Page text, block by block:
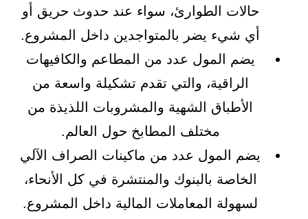
حالات الطوارئ، سواء عند حدوث حريق أو
أي شيء يضر بالمتواجدين داخل المشروع.
يضم المول عدد من المطاعم والكافيهات
الراقية، والتي تقدم تشكيلة واسعة من
الأطباق الشهية والمشروبات اللذيذة من
مختلف المطابخ حول العالم.
يضم المول عدد من ماكينات الصراف الآلي
الخاصة بالبنوك والمنتشرة في كل الأنحاء،
لسهولة المعاملات المالية داخل المشروع.